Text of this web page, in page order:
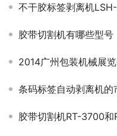
不干胶标签剥离机
胶带切割机有哪些型号
2014广州包装机械展
条码标签自动剥离机的
胶带切割机RT-3700